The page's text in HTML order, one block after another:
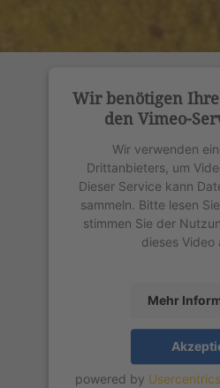
Wir benötigen
den Vimeo-
Wir verwenden
Drittanbieters, um
Dieser Service kann
sammeln. Bitte lesen
stimmen Sie der
dieses Video
Mehr
powered by